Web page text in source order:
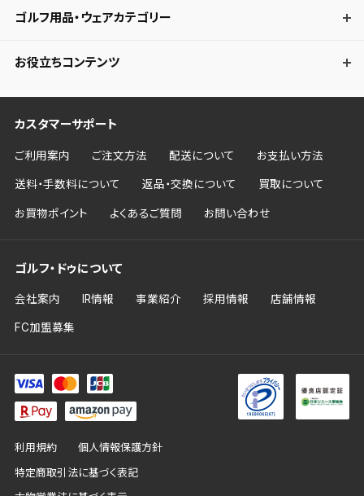
ゴルフ用品・ウェアカテゴリー
お役立ちコンテンツ
カスタマーサポート
ご利用案内 ご注文方法 配送について お支払い方法
送料・手数料について 返品・交換について 買取について
お買物ポイント よくあるご質問 お問い合わせ
ゴルフ・ドゥについて
会社案内 IR情報 事業紹介 採用情報 店舗情報
FC加盟募集
利用規約 個人情報保護方針
特定商取引法に基づく表記